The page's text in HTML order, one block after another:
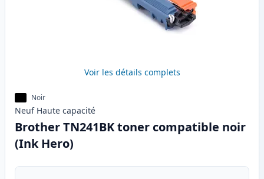
Voir les détails complets
Noir
Neuf Haute capacité
Brother TN241BK toner compatible noir
(Ink Hero)